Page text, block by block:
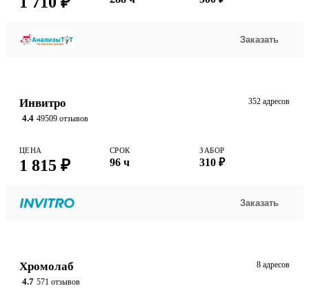
Заказать
Инвитро
4.4 49509 отзывов
352 адресов
ЦЕНА
1 815 ₽
СРОК
96 ч
ЗАБОР
310 ₽
Заказать
Хромолаб
4.7 571 отзывов
8 адресов